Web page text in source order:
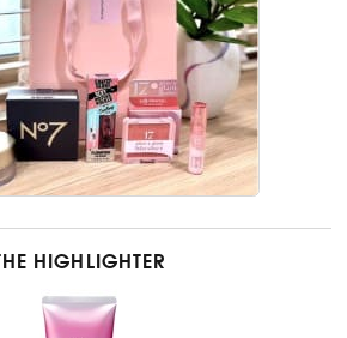
THE HIGHLIGHTER